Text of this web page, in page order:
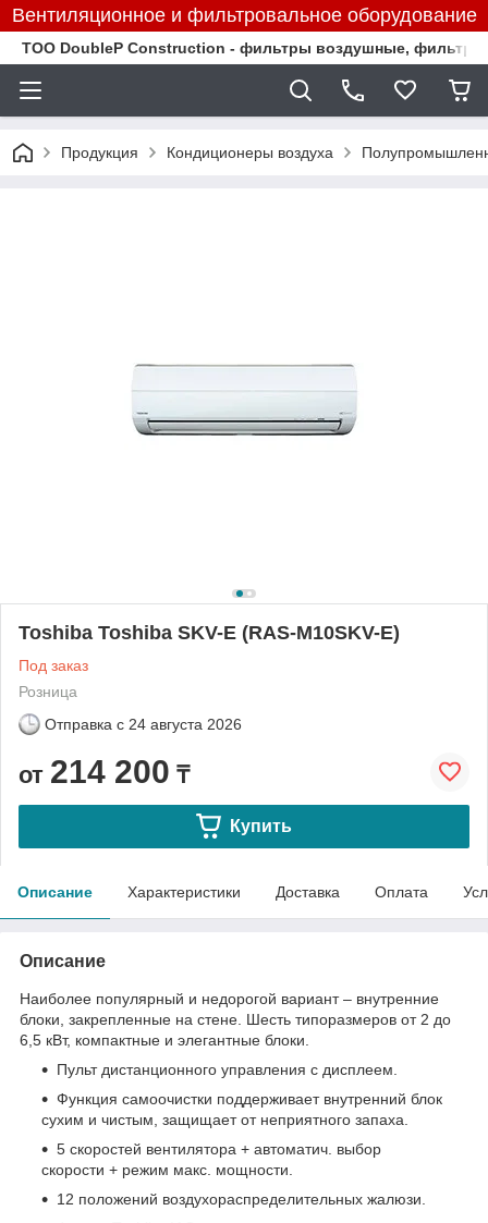
Вентиляционное и фильтровальное оборудование
TOO DoubleP Construction - фильтры воздушные,
Продукция Кондиционеры воздуха
Toshiba Toshiba SKV-E (RAS-M10SKV-E)
Под заказ
Розница
Отправка с 24 августа 2026
от 214 200 ₸
Купить
Описание Характеристики Доставка Оплата
Описание
Наиболее популярный и недорогой вариант – внутренние
блоки, закрепленные на стене. Шесть типоразмеров от 2 до
6,5 кВт, компактные и элегантные блоки.
Пульт дистанционного управления с дисплеем.
Функция самоочистки поддерживает внутренний блок
сухим и чистым, защищает от неприятного запаха.
5 скоростей вентилятора + автоматич. выбор
скорости + режим макс. мощности.
12 положений воздухораспределительных жалюзи.